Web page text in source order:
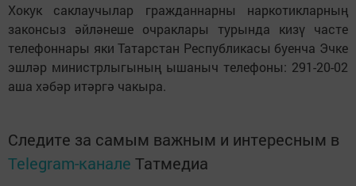
Хокук саклаучылар гражданнарны наркотикларның
законсыз әйләнеше очраклары турында кизү часте
телефоннары яки Татарстан Республикасы буенча Эчке
эшләр министрлыгының ышаныч телефоны: 291-20-02
аша хәбәр итәргә чакыра.
Следите за самым важным и интересным в
Telegram-канале Татмедиа